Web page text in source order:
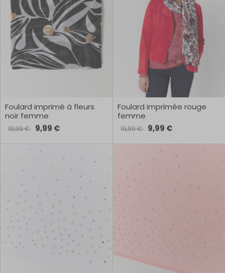
Foulard imprimé à fleurs
noir femme
19,99 € 9,99 €
Foulard imprimée rouge
femme
19,99 € 9,99 €